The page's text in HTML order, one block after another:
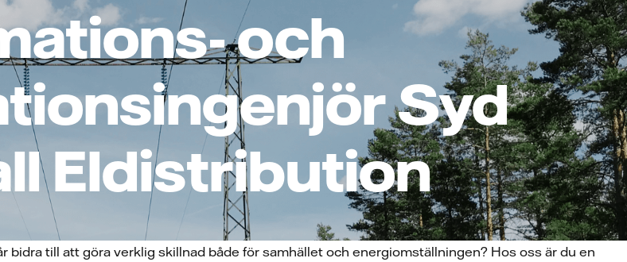
och
Syd
Eldistribution
bidra till att göra verklig skillnad både för samhället och energiomställningen? Hos oss är du en